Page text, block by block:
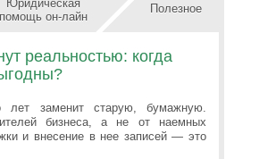
Юридическая
помощь он-лайн
Полезное
реальностью: когда
лет заменит старую, бумажную.
бизнеса, а не от наемных
и внесение в нее записей — это